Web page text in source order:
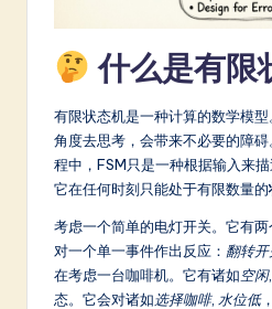
L
in
A
什么是有限
有限状态机是一种计算的数学模
角度去思考，会带来不必要的障
程中，FSM只是一种根据输入来描
它在任何时刻只能处于有限数量的
考虑一个简单的电灯开关。它有两
对一个单一事件作出反应： 翻转开
在考虑一台咖啡机。它有诸如空闲,
态。它会对诸如选择咖啡, 水位低